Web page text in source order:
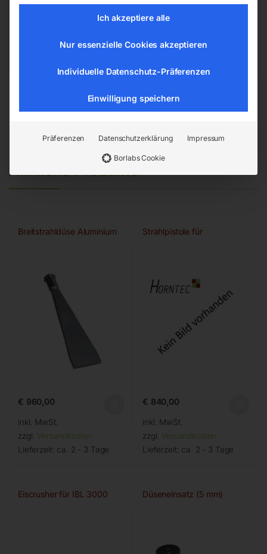
Kategorien:Drucklufttechnologie,
Ähnliche Produkte
Breitstrahldüse Aluminium
€ 960,00
inkl. MwSt.
zzgl. Versandkosten
Lieferzeit: ca. 2 - 3 Tage
Strahlpistole für
€ 840,00
inkl. MwSt.
zzgl. Versandkosten
Lieferzeit: ca. 2 - 3 Tage
Eiscrusher für IBL 3000 Düseneinsatz (5 mm)
Ich akzeptiere alle
Nur essenzielle Cookies akzeptieren
Individuelle Datenschutz-Präferenzen
Einwilligung speichern
Präferenzen Datenschutzerklärung Impressum
Borlabs Cookie